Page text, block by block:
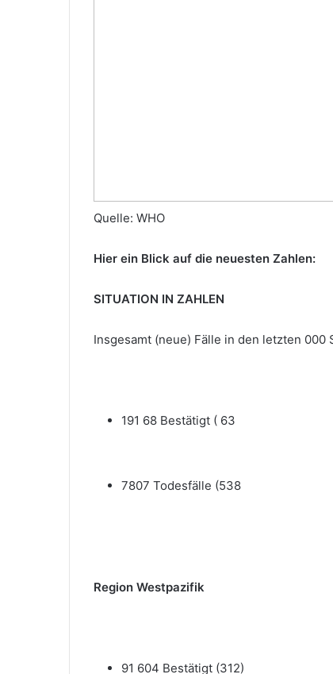
Quelle: WHO
Hier ein Blick auf die neuesten Zahlen:
SITUATION IN ZAHLEN
Insgesamt (neue) Fälle in den letzten 000
191 68 Bestätigt ( 63
7807 Todesfälle (538
Region Westpazifik
91 604 Bestätigt (312)